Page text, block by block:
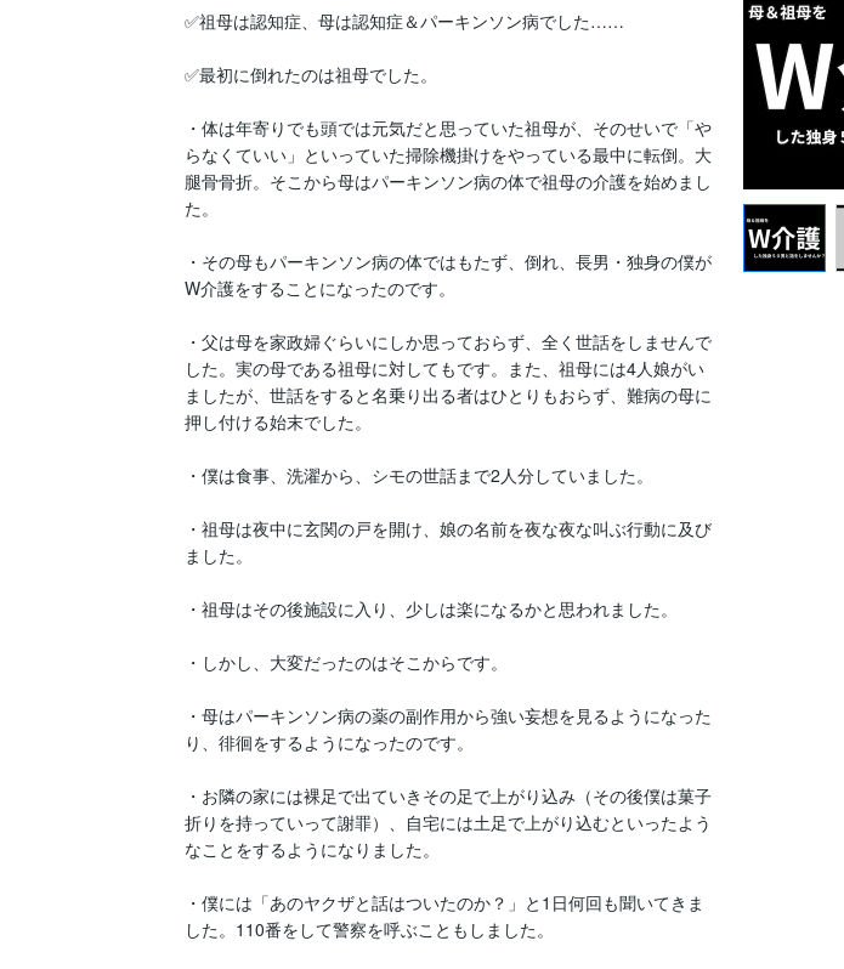
✅祖母は認知症、母は認知症＆パーキンソン病でした……
✅最初に倒れたのは祖母でした。
・体は年寄りでも頭では元気だと思っていた祖母が、そのせいで「や
らなくていい」といっていた掃除機掛けをやっている最中に転倒。大
腿骨骨折。そこから母はパーキンソン病の体で祖母の介護を始めまし
た。
・その母もパーキンソン病の体ではもたず、倒れ、長男・独身の僕が
W介護をすることになったのです。
・父は母を家政婦ぐらいにしか思っておらず、全く世話をしませんで
した。実の母である祖母に対してもです。また、祖母には4人娘がい
ましたが、世話をすると名乗り出る者はひとりもおらず、難病の母に
押し付ける始末でした。
・僕は食事、洗濯から、シモの世話まで2人分していました。
・祖母は夜中に玄関の戸を開け、娘の名前を夜な夜な叫ぶ行動に及び
ました。
・祖母はその後施設に入り、少しは楽になるかと思われました。
・しかし、大変だったのはそこからです。
・母はパーキンソン病の薬の副作用から強い妄想を見るようになった
り、徘徊をするようになったのです。
・お隣の家には裸足で出ていきその足で上がり込み（その後僕は菓子
折りを持っていって謝罪）、自宅には土足で上がり込むといったよう
なことをするようになりました。
・僕には「あのヤクザと話はついたのか？」と1日何回も聞いてきま
した。110番をして警察を呼ぶこともしました。